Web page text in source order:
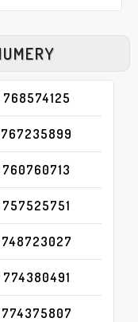
768574125
767235899
760760713
757525751
748723027
774380491
774375807